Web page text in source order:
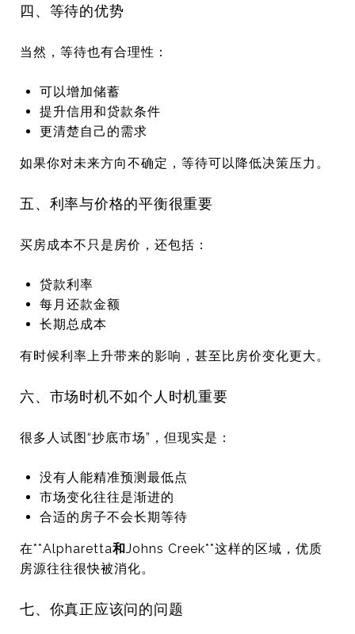
四、等待的优势
当然，等待也有合理性：
可以增加储蓄
提升信用和贷款条件
更清楚自己的需求
如果你对未来方向不确定，等待可以降低决策压力。
五、利率与价格的平衡很重要
买房成本不只是房价，还包括：
贷款利率
每月还款金额
长期总成本
有时候利率上升带来的影响，甚至比房价变化更大。
六、市场时机不如个人时机重要
很多人试图“抄底市场”，但现实是：
没有人能精准预测最低点
市场变化往往是渐进的
合适的房子不会长期等待
在**Alpharetta和Johns Creek**这样的区域，优质
房源往往很快被消化。
七、你真正应该问的问题